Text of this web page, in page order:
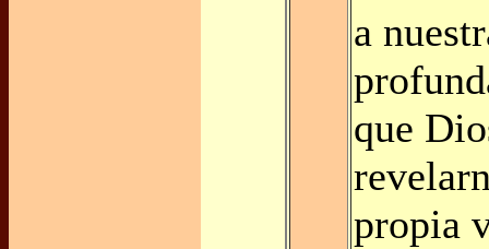
a
que
propia